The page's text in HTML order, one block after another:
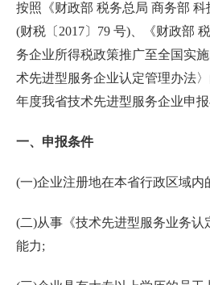
按照《财政部 税务总局 商务部 科
(财税〔2017〕79 号)、《财政部
务企业所得税政策推广至全国实
术先进型服务企业认定管理办法
年度我省技术先进型服务企业申
一、申报条件
(一)企业注册地在本省行政区域内
(二)从事《技术先进型服务业务
能力;